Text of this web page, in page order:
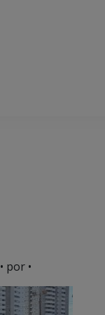
• por •